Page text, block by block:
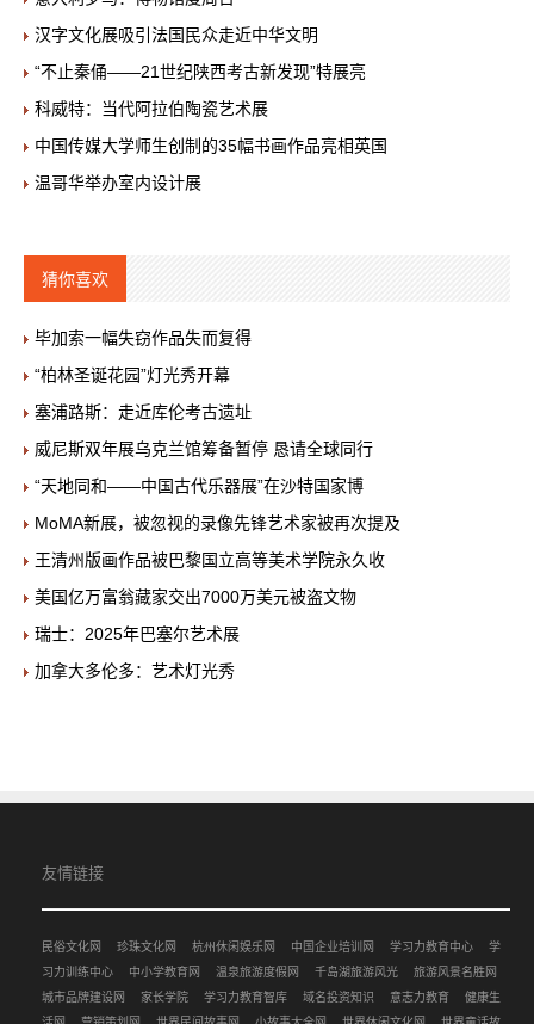
汉字文化展吸引法国民众走近中华文明
“不止秦俑——21世纪陕西考古新发现”特展亮
科威特：当代阿拉伯陶瓷艺术展
中国传媒大学师生创制的35幅书画作品亮相英国
温哥华举办室内设计展
猜你喜欢
毕加索一幅失窃作品失而复得
“柏林圣诞花园”灯光秀开幕
塞浦路斯：走近库伦考古遗址
威尼斯双年展乌克兰馆筹备暂停 恳请全球同行
“天地同和——中国古代乐器展”在沙特国家博
MoMA新展，被忽视的录像先锋艺术家被再次提及
王清州版画作品被巴黎国立高等美术学院永久收
美国亿万富翁藏家交出7000万美元被盗文物
瑞士：2025年巴塞尔艺术展
加拿大多伦多：艺术灯光秀
友情链接
民俗文化网 珍珠文化网 杭州休闲娱乐网 中国企业培训网 学习力教育中心
学
习力训练中心
中小学教育网 温泉旅游度假网 千岛湖旅游风光
旅游风景名胜网
城市品牌建设网
家长学院 学习力教育智库 域名投资知识 意志力教育
健康生